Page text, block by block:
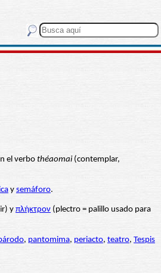
el verbo théaomai(contemplar,
y semáforo.
y πλήκτρον (plectro = palillo usado para
, pantomima, periacto, teatro, Tespis